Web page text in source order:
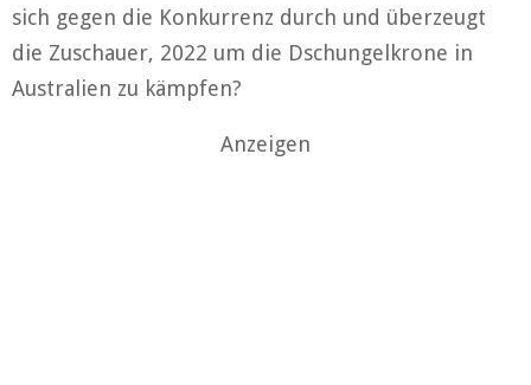
sich gegen die Konkurrenz durch und überzeugt
die Zuschauer, 2022 um die Dschungelkrone in
Australien zu kämpfen?
Anzeigen